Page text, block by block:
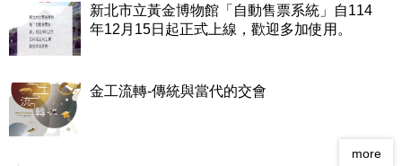
新北市立黃金博物館「自動售票系統」自114
年12月15日起正式上線，歡迎多加使用。
金工流轉-傳統與當代的交會
more